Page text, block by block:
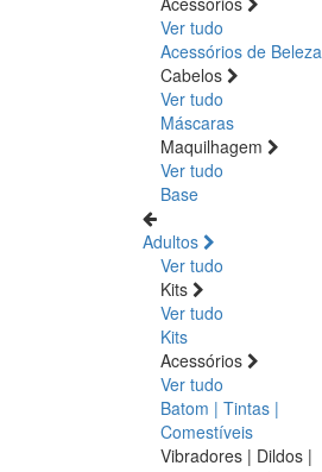
Ver tudo
Acessórios de Beleza
Cabelos
Ver tudo
Máscaras
Maquilhagem
Ver tudo
Base
Adultos
Ver tudo
Kits
Ver tudo
Kits
Acessórios
Ver tudo
Batom | Tintas |
Comestíveis
Vibradores | Dildos |